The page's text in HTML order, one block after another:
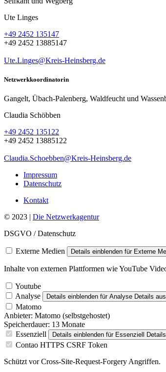
Ute Linges
+49 2452 135147
+49 2452 13885147
Ute.Linges@Kreis-Heinsberg.de
Netzwerkkoordinatorin
Gangelt, Übach-Palenberg, Waldfeucht und
Claudia Schöbben
+49 2452 135122
+49 2452 13885122
Claudia.Schoebben@Kreis-Heinsberg.de
Impressum
Datenschutz
Kontakt
© 2023 | Die Netzwerkagentur
DSGVO / Datenschutz
Externe Medien Details einblenden für Externe
Inhalte von externen Plattformen wie YouTube
Youtube
Analyse
Details einblenden für Analyse Details
Matomo
Anbieter: Matomo (selbstgehostet)
Speicherdauer: 13 Monate
Essenziell
Details einblenden für Essenziell
Contao HTTPS CSRF Token
Schützt vor Cross-Site-Request-Forgery Angriffen.